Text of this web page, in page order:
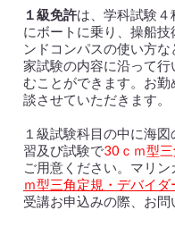
１級免許は、学科試験
にボートに乗り、操船
ンドコンパスの使い方
家試験の内容に沿って
むことができます。お
談させていただきます。
１級試験科目の中に海
習及び試験で30ｃｍ型
ご用意ください。マリン
ｍ型三角定規・デバイダ
受講お申込みの際、お問